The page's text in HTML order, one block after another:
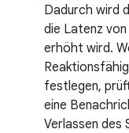
Dadurch wird
die Latenz
erhöht wird.
festlegen,
eine
Verlassen des